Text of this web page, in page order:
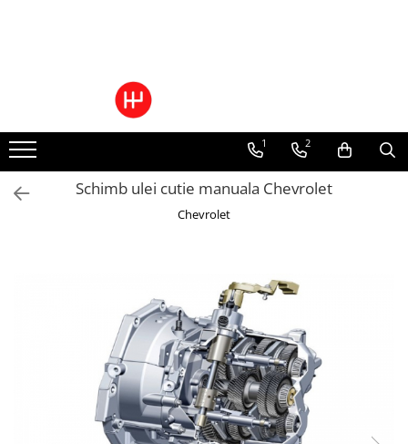
Ulei cutie automata
Filtre cutii automate
1 2
Schimb ulei cutie manuala Chevrolet
Chevrolet